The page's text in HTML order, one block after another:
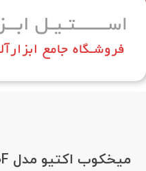
میخکوب اکتیو مدل AC۱۵۵۰F